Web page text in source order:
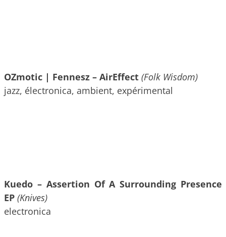
OZmotic | Fennesz – AirEffect (Folk Wisdom)
jazz, électronica, ambient, expérimental
Kuedo – Assertion Of A Surrounding Presence
EP (Knives)
electronica